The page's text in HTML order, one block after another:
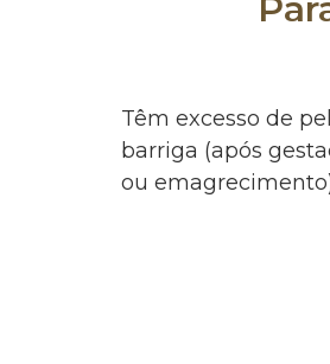
Têm excesso de
barriga (após
ou